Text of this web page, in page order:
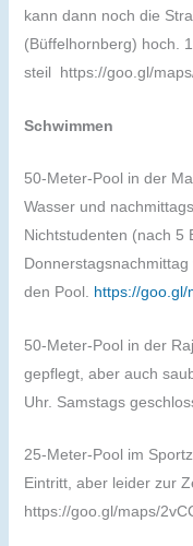
kann dann noch die
(Büffelhornberg) hoch.
steil https://goo.gl/
Schwimmen
50-Meter-Pool in der
Wasser und
Nichtstudenten (nach 5
den Pool. https://goo.gl/
50-Meter-Pool in der
gepflegt, aber auch
Uhr. Samstags
25-Meter-Pool im
Eintritt, aber leider zur
https://goo.gl/maps/